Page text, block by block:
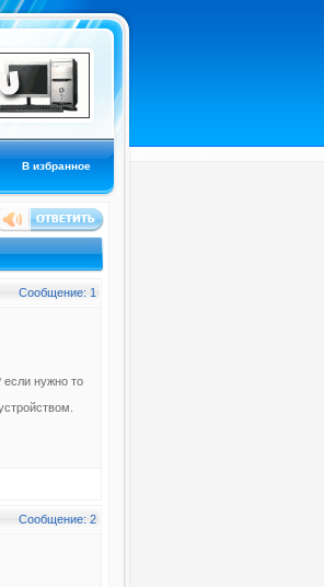
В избранное
Сообщение: 1
если нужно то
Сообщение: 2